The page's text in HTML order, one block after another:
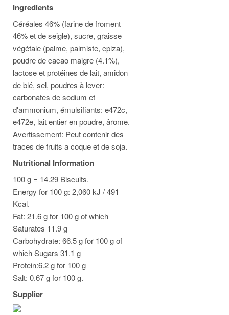
Ingredients
Céréales 46% (farine de froment
46% et de seigle), sucre, graisse
végétale (palme, palmiste, cplza),
poudre de cacao maigre (4.1%),
lactose et protéines de lait, amidon
de blé, sel, poudres à lever:
carbonates de sodium et
d'ammonium, émulsifiants: e472c,
e472e, lait entier en poudre, ârome.
Avertissement: Peut contenir des
traces de fruits a coque et de soja.
Nutritional Information
100 g = 14.29 Biscuits.
Energy for 100 g: 2,060 kJ / 491
Kcal.
Fat: 21.6 g for 100 g of which
Saturates 11.9 g
Carbohydrate: 66.5 g for 100 g of
which Sugars 31.1 g
Protein:6.2 g for 100 g
Salt: 0.67 g for 100 g.
Supplier